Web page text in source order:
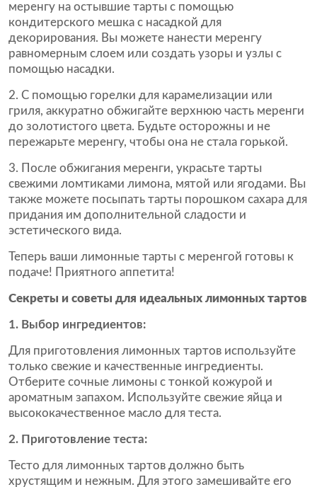
меренгу на остывшие тарты с помощью
кондитерского мешка с насадкой для
декорирования. Вы можете нанести меренгу
равномерным слоем или создать узоры и узлы с
помощью насадки.
2. С помощью горелки для карамелизации или
гриля, аккуратно обжигайте верхнюю часть меренги
до золотистого цвета. Будьте осторожны и не
пережарьте меренгу, чтобы она не стала горькой.
3. После обжигания меренги, украсьте тарты
свежими ломтиками лимона, мятой или ягодами. Вы
также можете посыпать тарты порошком сахара для
придания им дополнительной сладости и
эстетического вида.
Теперь ваши лимонные тарты с меренгой готовы к
подаче! Приятного аппетита!
Секреты и советы для идеальных лимонных тартов
1. Выбор ингредиентов:
Для приготовления лимонных тартов используйте
только свежие и качественные ингредиенты.
Отберите сочные лимоны с тонкой кожурой и
ароматным запахом. Используйте свежие яйца и
высококачественное масло для теста.
2. Приготовление теста:
Тесто для лимонных тартов должно быть
хрустящим и нежным. Для этого замешивайте его